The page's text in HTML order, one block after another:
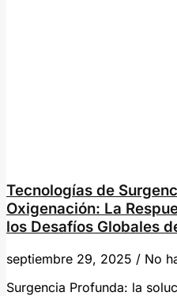
Tecnologías de
Oxigenación: La
los Desafíos Globales
septiembre 29, 2025
No
Surgencia Profunda: la